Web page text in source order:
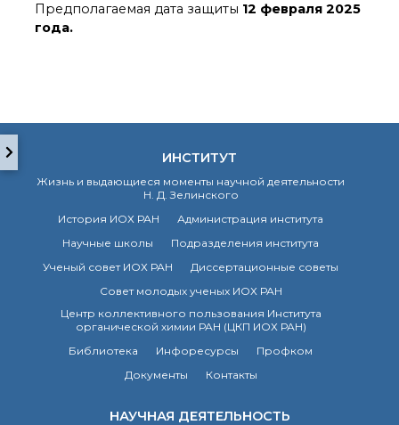
Новости института
Конференции
Институт в СМИ
Конкурсы, премии
Конкурсы вакантных
История ВХК РАН
Преподавательский
Достижения
Почтовый сервер
ЯМР-центр ИОХ РАН
Предполагаемая дата защиты 12 февраля 2025
года.
ИНСТИТУТ
Жизнь и выдающиеся моменты научной деятельности
Н. Д. Зелинского
История ИОХ РАН
Администрация института
Научные школы
Подразделения института
Ученый совет ИОХ РАН
Диссертационные советы
Совет молодых ученых ИОХ РАН
Центр коллективного пользования Института
органической химии РАН (ЦКП ИОХ РАН)
Библиотека
Инфоресурсы
Профком
Документы
Контакты
НАУЧНАЯ ДЕЯТЕЛЬНОСТЬ